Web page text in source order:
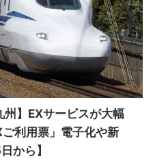
州】EXサービスが大幅
利用票」電子化や新
から】